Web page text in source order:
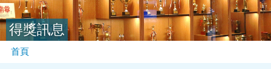
得獎訊息
導
首頁